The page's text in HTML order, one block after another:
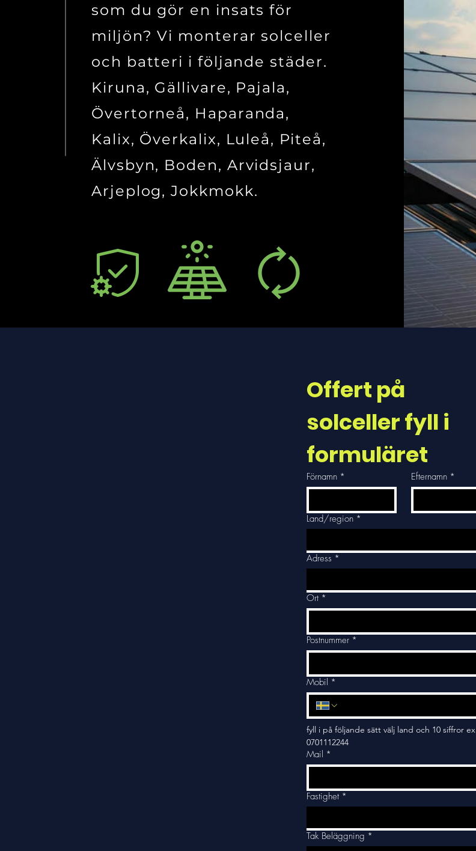
som du gör en insats för
miljön? Vi monterar solceller
och batteri i följande städer.
Kiruna, Gällivare, Pajala,
Övertorneå, Haparanda,
Kalix, Överkalix, Luleå, Piteå,
Älvsbyn, Boden, Arvidsjaur,
Arjeplog, Jokkmokk.
Offert på
solceller fyll i
formuläret
Förnamn * Efternamn *
Adress med flera rader
Land/region *
Adress *
Ort *
Postnummer *
Mobil *
fyll i på följande sätt välj land och 10 siffror ex
0701112244
Mail *
Fastighet *
Tak Beläggning *